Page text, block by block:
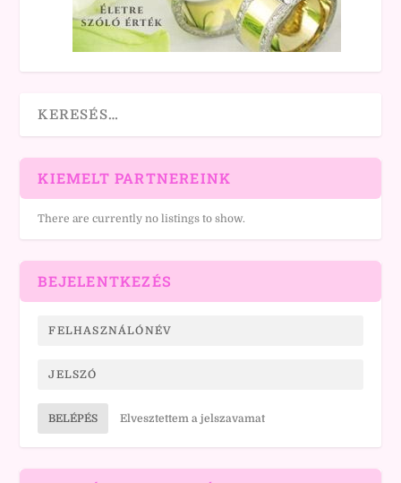
KIEMELT PARTNEREINK
There are currently no listings to show.
BEJELENTKEZÉS
BELÉPÉS Elvesztettem a jelszavamat